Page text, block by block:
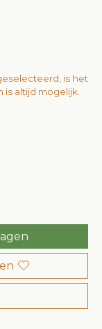
is het
altijd mogelijk.